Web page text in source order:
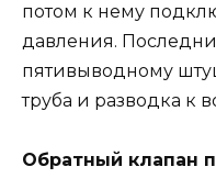
потом к нему
давления.
пятивыводному
труба и разводка к
Обратный клапан